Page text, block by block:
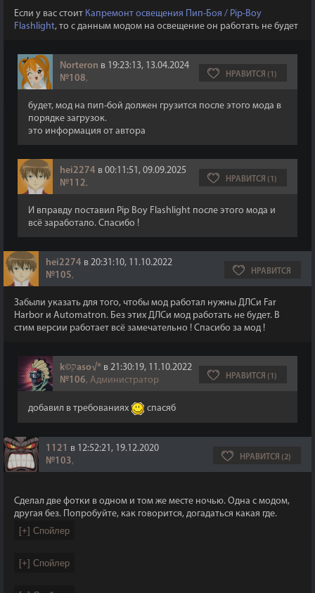
Если у вас стоит Капремонт освещения Пип-Боя / Pip-Boy
Flashlight, то с данным модом на освещение он работать не будет
Norteron в 19:23:13, 13.04.2024
№108, НРАВИТСЯ (1)
будет, мод на пип-бой должен грузится после этого мода в
порядке загрузок.
это информация от автора
hei2274 в 00:11:51, 09.09.2025
№112, НРАВИТСЯ (1)
И вправду поставил Pip Boy Flashlight после этого мода и
всё заработало. Спасибо !
hei2274 в 20:31:10, 11.10.2022
№105, НРАВИТСЯ
Забыли указать для того, чтобы мод работал нужны ДЛСи Far
Harbor и Automatron. Без этих ДЛСи мод работать не будет. В
стим версии работает всё замечательно ! Спасибо за мод !
k©קaso√® в 21:30:19, 11.10.2022
№106, Администратор НРАВИТСЯ (1)
добавил в требованиях спасяб
1121 в 12:52:21, 19.12.2020
№103, НРАВИТСЯ (2)
Сделал две фотки в одном и том же месте ночью. Одна с модом,
другая без. Попробуйте, как говорится, догадаться какая где.